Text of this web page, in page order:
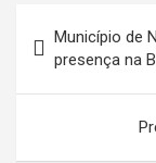
de
artigos
Município de
presença na